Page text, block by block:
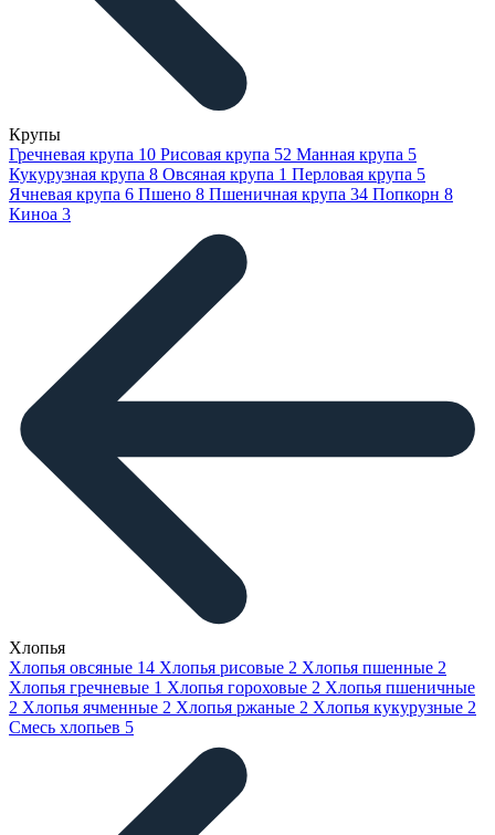
Крупы
Гречневая крупа 10 Рисовая крупа 52 Манная крупа 5
Кукурузная крупа 8 Овсяная крупа 1 Перловая крупа 5
Ячневая крупа 6 Пшено 8 Пшеничная крупа 34 Попкорн 8
Киноа 3
Хлопья
Хлопья овсяные 14 Хлопья рисовые 2 Хлопья пшенные 2
Хлопья гречневые 1 Хлопья гороховые 2 Хлопья пшеничные
2 Хлопья ячменные 2 Хлопья ржаные 2 Хлопья кукурузные 2
Смесь хлопьев 5